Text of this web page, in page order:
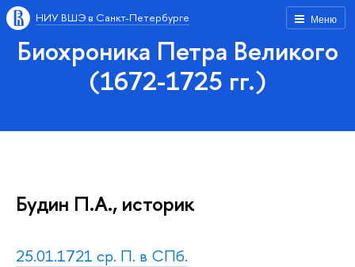
Меню
НИУ ВШЭ в Санкт-Петербурге
Биохроника Петра Великого
(1672-1725 гг.)
Будин П.А., историк
25.01.1721 ср. П. в СПб.